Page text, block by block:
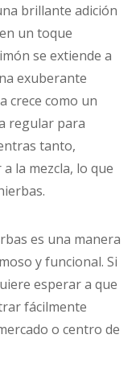
brillante adición
un toque
se extiende a
exuberante
crece como un
regular para
tanto,
la mezcla, lo que
es una manera
y funcional. Si
esperar a que
fácilmente
o centro de